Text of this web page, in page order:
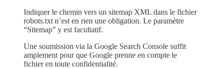
Indiquer le chemin vers un sitemap XML dans le fichier
robots.txt n’est en rien une obligation. Le paramètre
“Sitemap” y est facultatif.
Une soumission via la Google Search Console suffit
amplement pour que Google prenne en compte le
fichier en toute confidentialité.